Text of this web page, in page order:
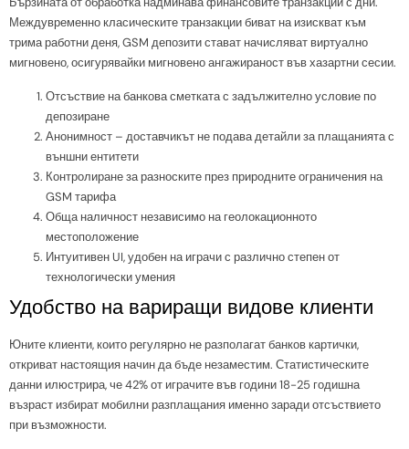
Междувременно класическите транзакции биват на изискват към
трима работни деня, GSM депозити стават начисляват виртуално
мигновено, осигурявайки мигновено ангажираност във хазартни сесии.
Отсъствие на банкова сметката с задължително условие по
депозиране
Анонимност – доставчикът не подава детайли за плащанията с
външни ентитети
Контролиране за разноските през природните ограничения на
GSM тарифа
Обща наличност независимо на геолокационното
местоположение
Интуитивен UI, удобен на играчи с различно степен от
технологически умения
Удобство на вариращи видове клиенти
Юните клиенти, които регулярно не разполагат банков картички,
откриват настоящия начин да бъде незаместим. Статистическите
данни илюстрира, че 42% от играчите във години 18-25 годишна
възраст избират мобилни разплащания именно заради отсъствието
при възможности.